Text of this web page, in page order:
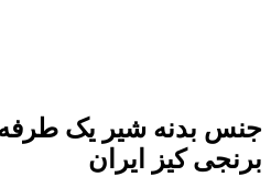
جنس بدنه شیر یک طرفه
برنجی کیز ایران